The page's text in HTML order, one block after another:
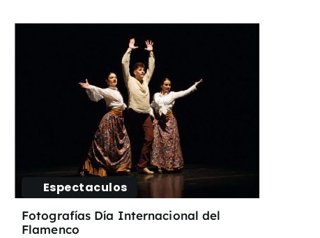
Espectaculos
Fotografías Día Internacional del
Flamenco